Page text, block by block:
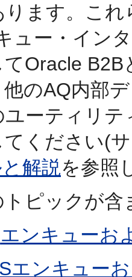
ます。こ
ュー・イン
Oracle
のAQ内部
ユーティリ
ください(
解説を参照
ピックが含
ンキューお
エンキュー